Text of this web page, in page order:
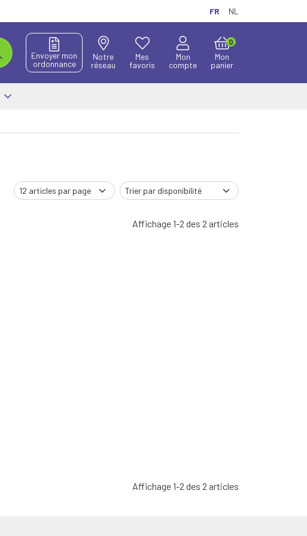
FR NL
Notre
réseau
Envoyer mon
ordonnance
Mes
favoris
Mon
compte
Mon
panier
0
Affichage 1-2 des 2 articles
Affichage 1-2 des 2 articles